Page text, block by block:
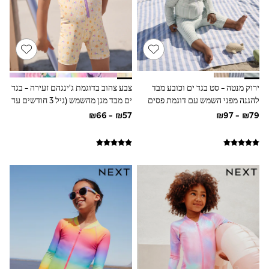
All T-Shirts
Long Sleeve
Short Sleeve
Printed T-Shirts
Plain T-Shirts
Multipacks
Top & Short Sets
Top & Legging Sets
Dungaree Sets
Shop All
Lipsy
River Island
JoJo Maman Bebe
adidas
smALLSAINTS
Shop all
Bluey
Disney
Paw Patrol
ירוק מנטה - סט בגד ים וכובע מבד
להגנה מפני השמש עם דוגמת פסים
(גיל 3 חודשים עד 7 שנים)
צבע צהוב בדוגמת ג'ינגהם זעירה - בגד
ים מבד מגן מהשמש (גיל 3 חודשים עד
10)